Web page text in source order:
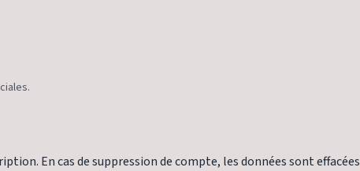
En cas de suppression de compte, les données sont effacées